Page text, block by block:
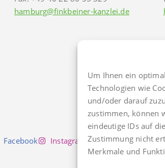
Um Ihnen ein
Technologien wie
und/oder darauf
zustimmen, können
eindeutige IDs auf
Zustimmung nicht
Merkmale und
hamburg@finkbeiner-kanzlei.de
Facebook Instagram TikTok Cookie